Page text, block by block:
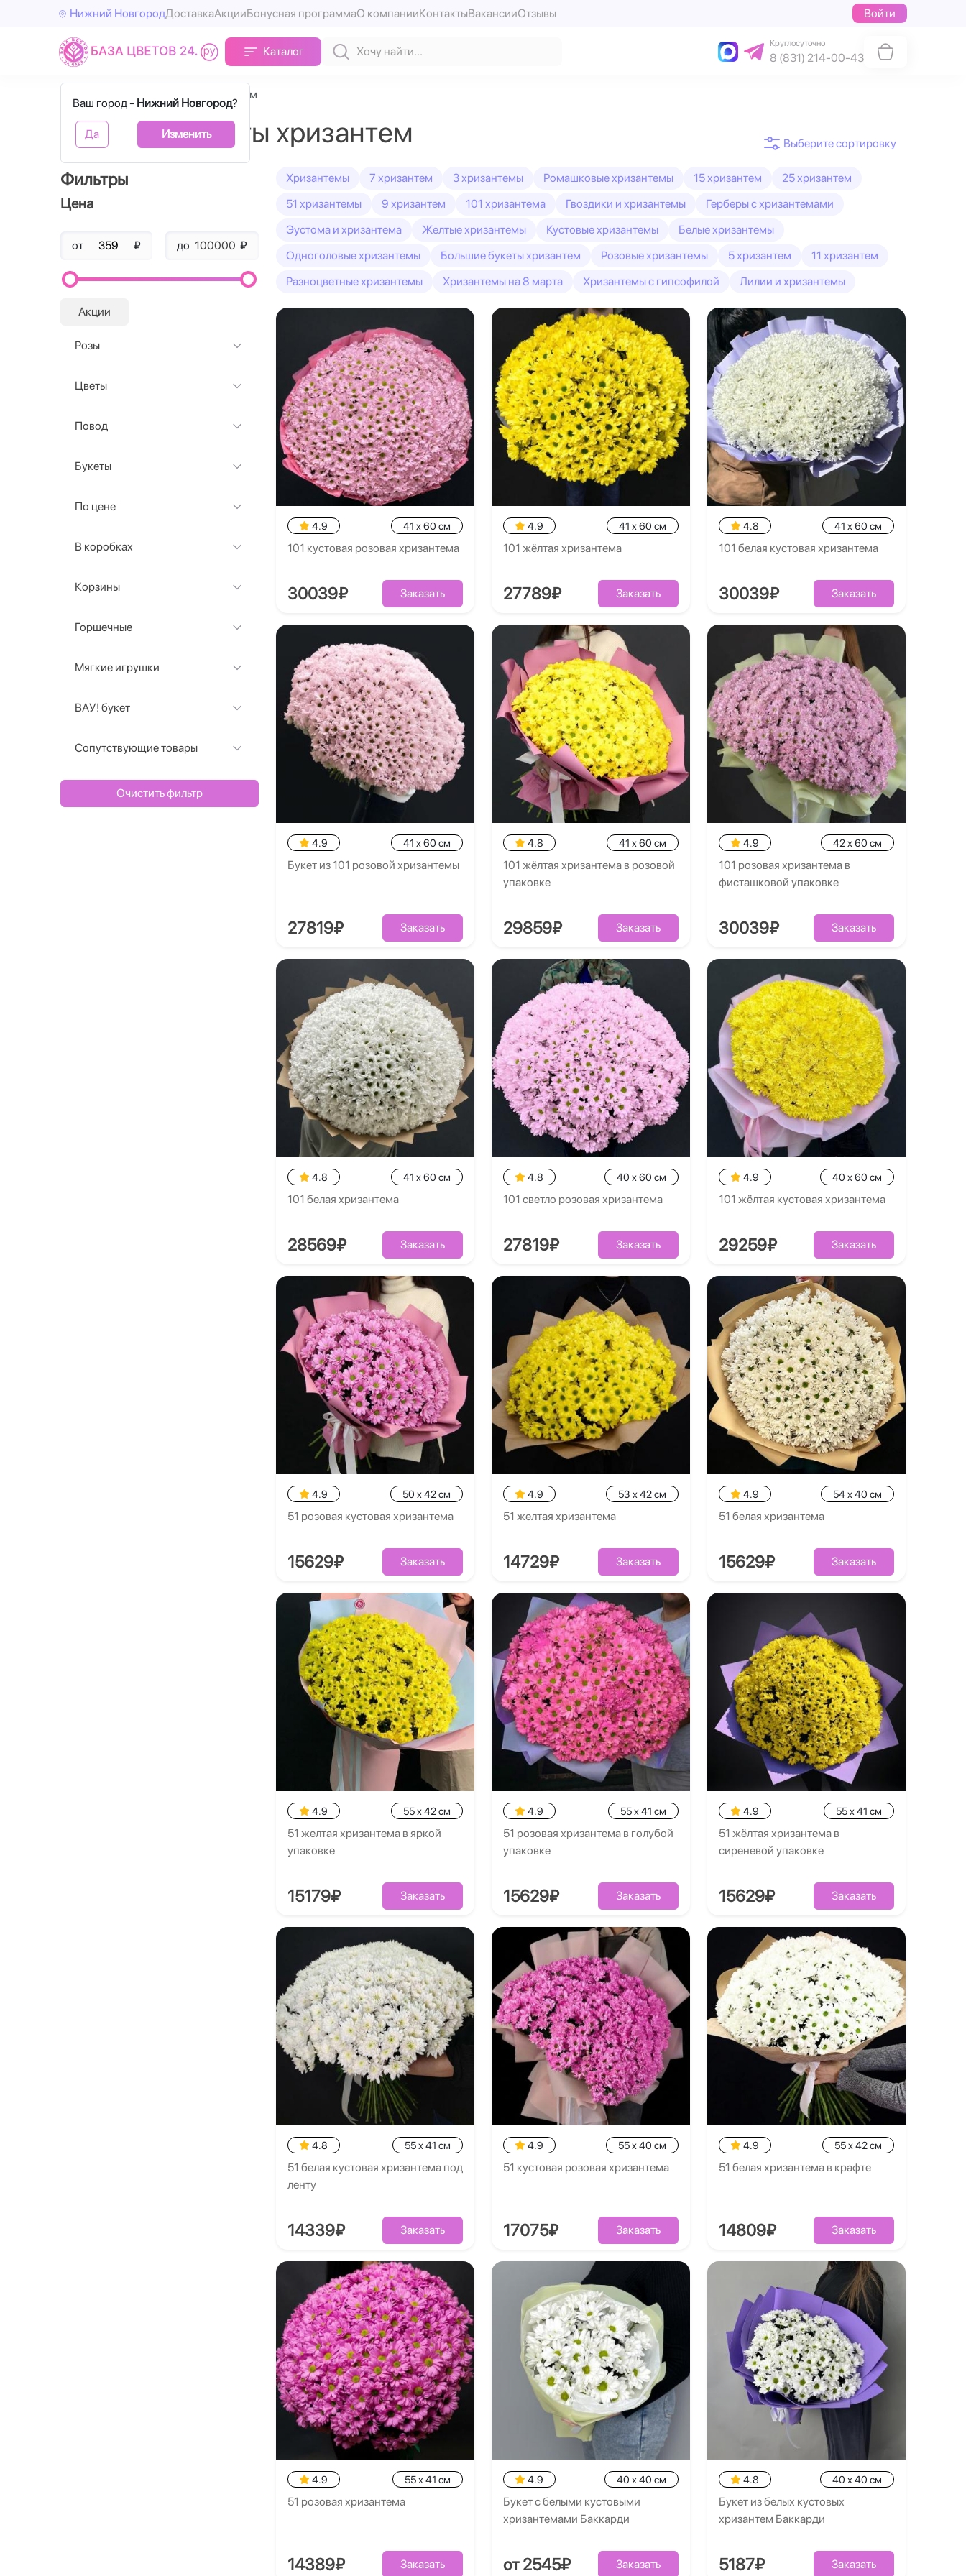
Нижний НовгородДоставкаАкцииБонусная программаО компанииКонтактыВакансииОтзывы Войти
Каталог
Круглосуточно
8 (831) 214-00-43
Ваш город - Нижний Новгород?
Да Изменить
Большие букеты хризантем
Большие букеты хризантем
Фильтры
Цена
от ₽ до ₽
Акции
Розы
Цветы
Повод
Букеты
По цене
В коробках
Корзины
Горшечные
Мягкие игрушки
ВАУ! букет
Сопутствующие товары
Очистить фильтр
Хризантемы 7 хризантем 3 хризантемы Ромашковые хризантемы 15 хризантем
25 хризантем
51 хризантемы
9 хризантем 101 хризантема Гвоздики и хризантемы
Герберы с хризантемами
Эустома и хризантема
Желтые хризантемы Кустовые хризантемы
Белые хризантемы
Одноголовые хризантемы
Большие букеты хризантем Розовые хризантемы 5 хризантем
11 хризантем
Разноцветные хризантемы
Хризантемы на 8 марта Хризантемы с гипсофилой Лилии и хризантемы
4.9 41 x 60 см
101 кустовая розовая хризантема
30039₽ Заказать
4.9 41 x 60 см
101 жёлтая хризантема
27789₽ Заказать
4.8 41 x 60 см
101 белая кустовая хризантема
30039₽ Заказать
4.9 41 x 60 см
Букет из 101 розовой хризантемы
27819₽ Заказать
4.8 41 x 60 см
101 жёлтая хризантема в розовой
упаковке
29859₽ Заказать
4.9 42 x 60 см
101 розовая хризантема в
фисташковой упаковке
30039₽ Заказать
4.8 41 x 60 см
101 белая хризантема
28569₽ Заказать
4.8 40 x 60 см
101 светло розовая хризантема
27819₽ Заказать
4.9 40 x 60 см
101 жёлтая кустовая хризантема
29259₽ Заказать
4.9 50 x 42 см
51 розовая кустовая хризантема
15629₽ Заказать
4.9 53 x 42 см
51 желтая хризантема
14729₽ Заказать
4.9 54 x 40 см
51 белая хризантема
15629₽ Заказать
4.9 55 x 42 см
51 желтая хризантема в яркой
упаковке
15179₽ Заказать
4.9 55 x 41 см
51 розовая хризантема в голубой
упаковке
15629₽ Заказать
4.9 55 x 41 см
51 жёлтая хризантема в
сиреневой упаковке
15629₽ Заказать
4.8 55 x 41 см
51 белая кустовая хризантема под
ленту
14339₽ Заказать
4.9 55 x 40 см
51 кустовая розовая хризантема
17075₽ Заказать
4.9 55 x 42 см
51 белая хризантема в крафте
14809₽ Заказать
4.9 55 x 41 см
51 розовая хризантема
14389₽ Заказать
4.9 40 x 40 см
Букет с белыми кустовыми
хризантемами Баккарди
от 2545₽ Заказать
4.8 40 x 40 см
Букет из белых кустовых
хризантем Баккарди
5187₽ Заказать